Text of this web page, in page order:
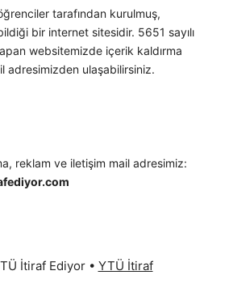
tarafından kurulmuş,
bir internet sitesidir. 5651 sayılı
websitemizde içerik kaldırma
adresimizden ulaşabilirsiniz.
reklam ve iletişim mail adresimiz:
İtiraf Ediyor• YTÜ İtiraf